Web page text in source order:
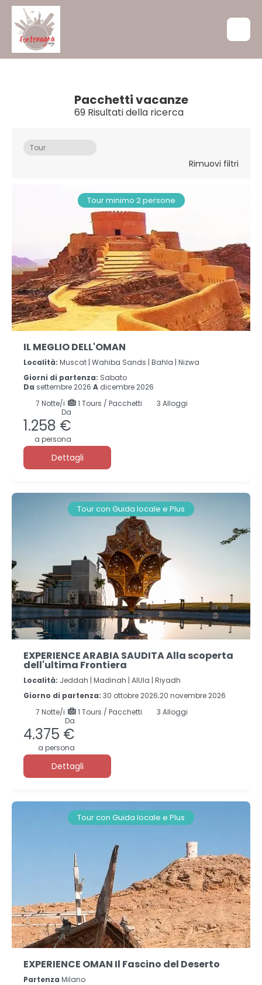
Pacchetti vacanze
69 Risultati della ricerca
Tour
Rimuovi filtri
Tour minimo 2 persone
IL MEGLIO DELL'OMAN
Località: Muscat | Wahiba Sands | Bahla | Nizwa
Giorni di partenza: Sabato
Da settembre 2026 A dicembre 2026
7 Notte/i 1 Tours / Pacchetti
3 Alloggi
Da
1.258 €
a persona
Dettagli
Tour con Guida locale e Plus
EXPERIENCE ARABIA SAUDITA Alla scoperta
dell'ultima Frontiera
Località: Jeddah | Madinah | AlUla | Riyadh
Giorno di partenza: 30 ottobre 2026;20 novembre 2026
7 Notte/i 1 Tours / Pacchetti
3 Alloggi
Da
4.375 €
a persona
Dettagli
Tour con Guida locale e Plus
EXPERIENCE OMAN Il Fascino del Deserto
Partenza Milano